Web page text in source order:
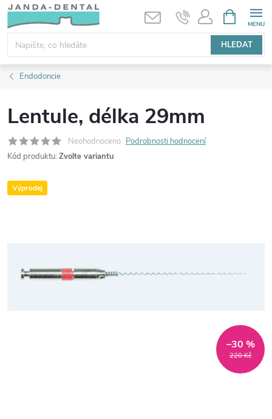
Přejít
obsah
HLEDAT
NÁKUPNÍ
KOŠÍK
Endodoncie
Lentule, délka 29mm
Neohodnoceno Podrobnosti hodnocení
Kód produktu: Zvolte variantu
Výprodej
220 Kč
–30 %